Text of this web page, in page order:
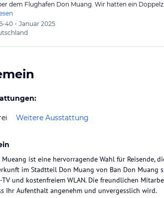
dem Flughafen Don Muang. Wir hatten ein
40 • Januar 2025
Weitere Ausstattung
ist eine hervorragende Wahl für Reisende,
im Stadtteil Don Muang von Ban Don Muang
und kostenfreiem WLAN. Die freundlichen
Ihr Aufenthalt angenehm und unvergesslich wird.